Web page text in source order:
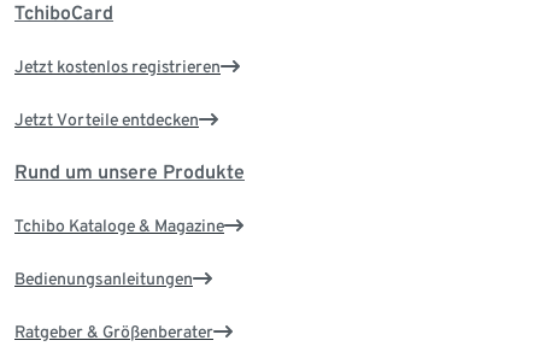
TchiboCard
Jetzt kostenlos registrieren
Jetzt Vorteile entdecken
Rund um unsere Produkte
Tchibo Kataloge & Magazine
Bedienungsanleitungen
Ratgeber & Größenberater